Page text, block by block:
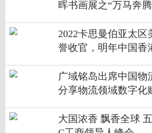
晖书画展之“万马奔
2022卡思曼伯亚太区
誉收官，明年中国香
广域铭岛出席中国物
分享物流领域数字化
大国浓香 飘香全球